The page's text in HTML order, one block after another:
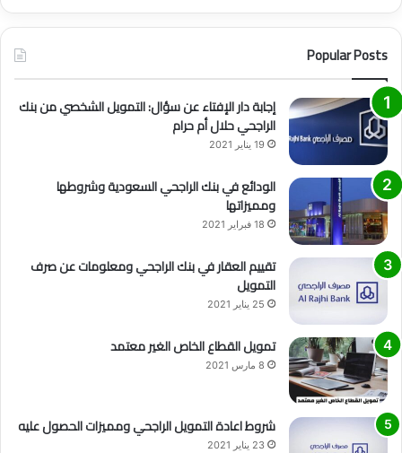
Popular Posts
إجابة دار الإفتاء عن سؤال: التمويل الشخصي من بنك
الراجحي حلال أم حرام
19 يناير 2021
الودائع في بنك الراجحي السعودية وشروطها
ومميزاتها
18 فبراير 2021
تقييم العقار في بنك الراجحي ومعلومات عن صرف
التمويل
25 يناير 2021
تمويل القطاع الخاص الغير معتمد
8 مارس 2021
شروط اعادة التمويل الراجحي ومميزات الحصول عليه
23 يناير 2021